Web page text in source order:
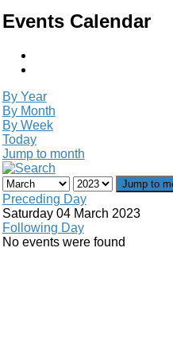
Events Calendar
By Year
By Month
By Week
Today
Jump to month
Jump to
Preceding Day
Saturday 04 March 2023
Following Day
No events were found